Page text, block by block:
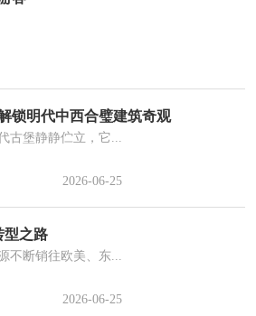
锁明代中西合璧建筑奇观
古堡静静伫立，它...
2026-06-25
型之路
不断销往欧美、东...
2026-06-25